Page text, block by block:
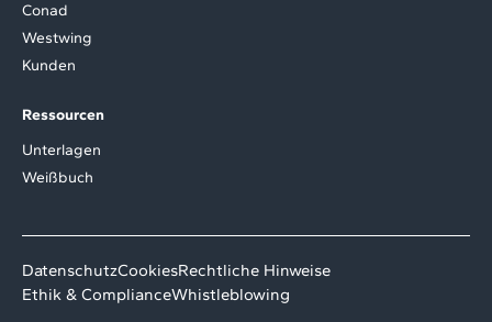
Conad
Westwing
Kunden
Ressourcen
Unterlagen
Weißbuch
DatenschutzCookiesRechtliche Hinweise
Ethik & ComplianceWhistleblowing